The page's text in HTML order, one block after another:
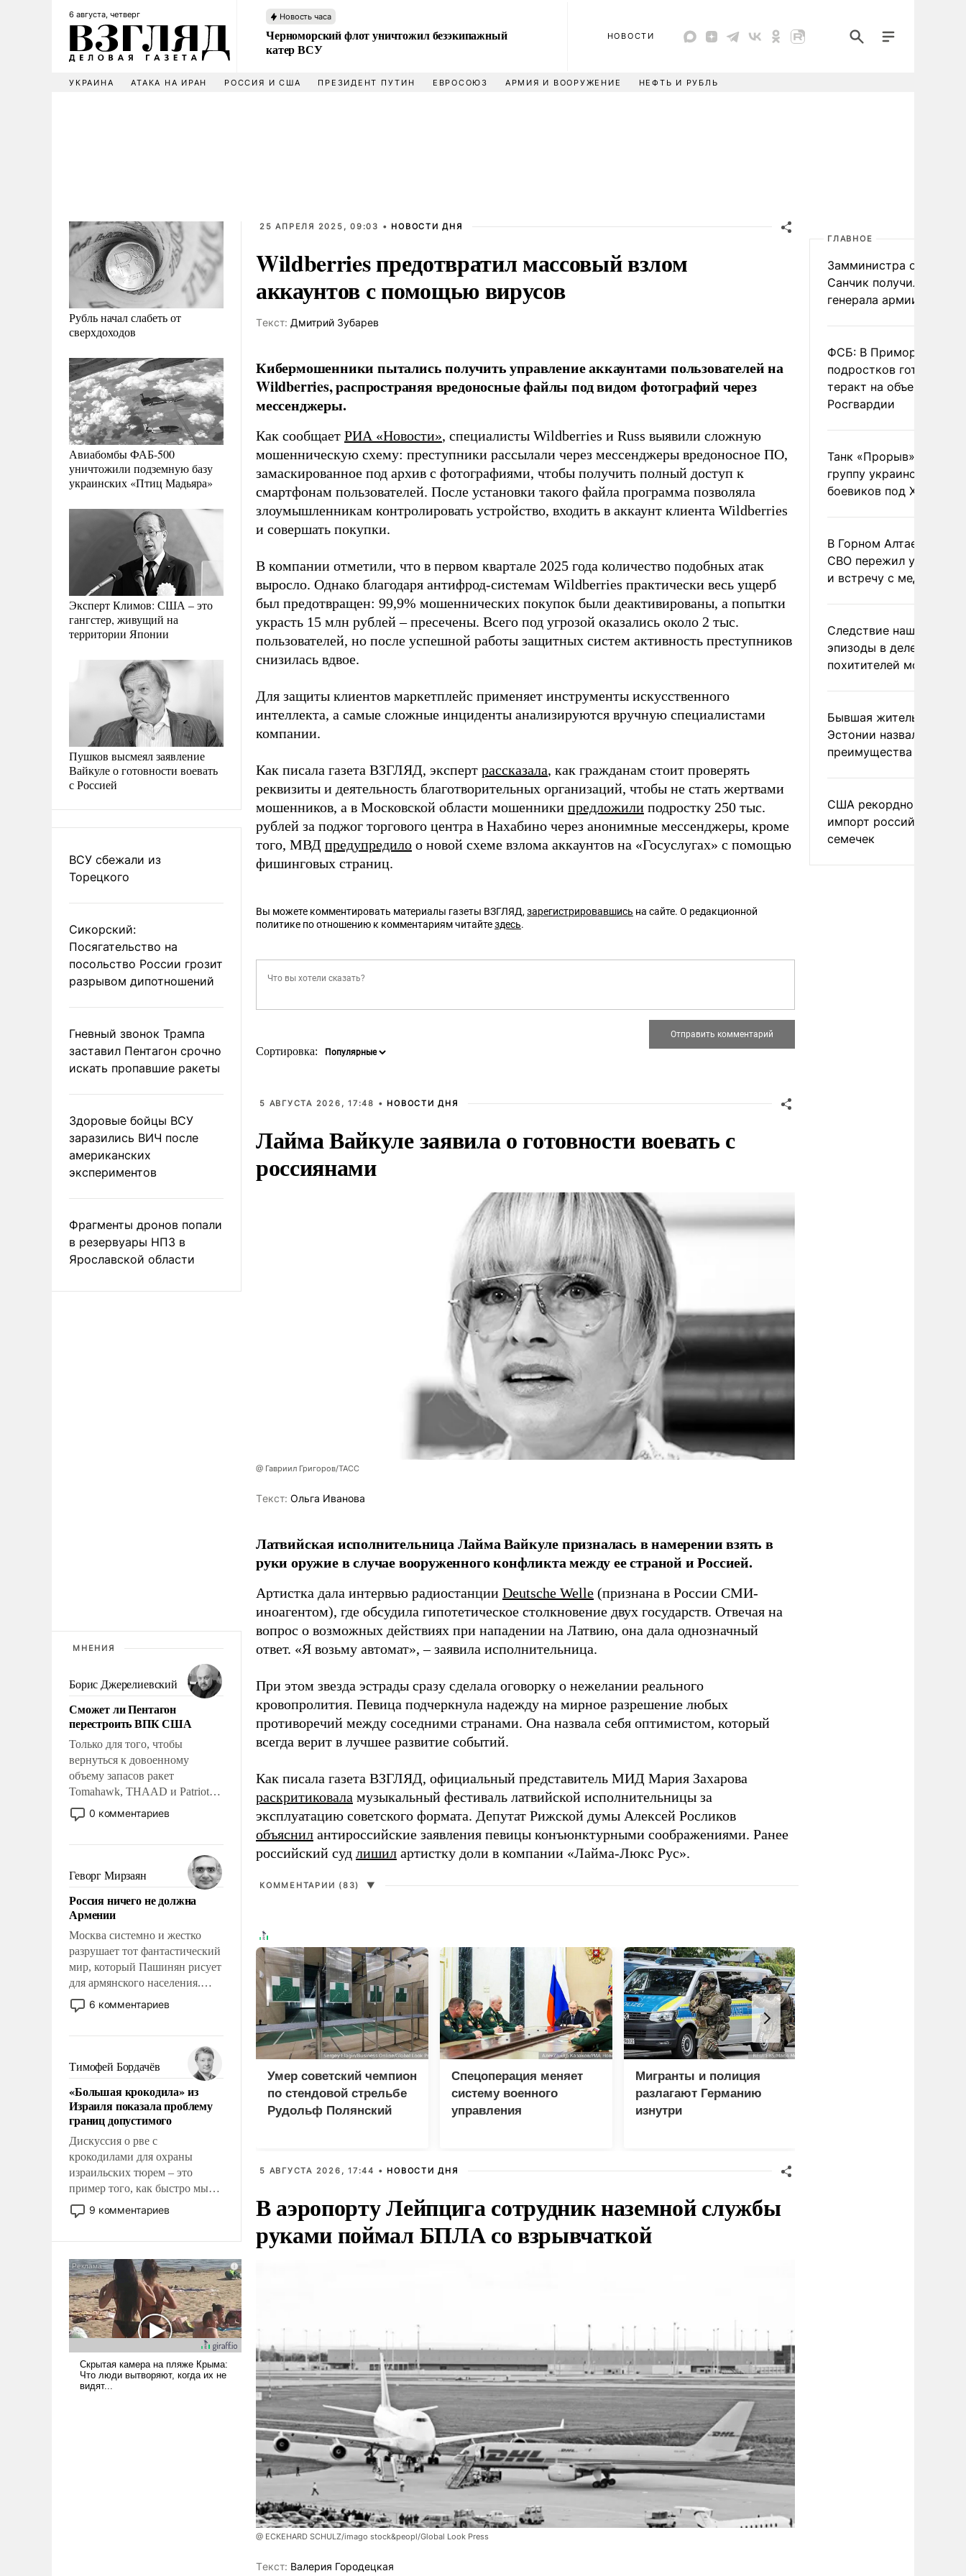
6 августа, четверг Новость часа
Черноморский флот уничтожил безэкипажный
катер ВСУ
НОВОСТИ
УКРАИНА АТАКА НА ИРАН РОССИЯ И США ПРЕЗИДЕНТ ПУТИН ЕВРОСОЮЗ АРМИЯ И ВООРУЖЕНИЕ НЕФТЬ И РУБЛЬ
Рубль начал слабеть от
сверхдоходов
Авиабомбы ФАБ-500
уничтожили подземную базу
украинских «Птиц Мадьяра»
Эксперт Климов: США – это
гангстер, живущий на
территории Японии
Пушков высмеял заявление
Вайкуле о готовности воевать
с Россией
ВСУ сбежали из
Торецкого
Сикорский:
Посягательство на
посольство России грозит
разрывом дипотношений
Гневный звонок Трампа
заставил Пентагон срочно
искать пропавшие ракеты
Здоровые бойцы ВСУ
заразились ВИЧ после
американских
экспериментов
Фрагменты дронов попали
в резервуары НПЗ в
Ярославской области
МНЕНИЯ
Борис Джерелиевский
Сможет ли Пентагон
перестроить ВПК США
Только для того, чтобы
вернуться к довоенному
объему запасов ракет
Tomahawk, THAAD и Patriot
США потребуется более трех
лет. Даже небольшая война с
Сложившаяся ситуация
означает многолетний период
уязвимости США, например,
перед Китаем.
0 комментариев
Геворг Мирзаян
Россия ничего не должна
Армении
Москва системно и жестко
разрушает тот фантастический
мир, который Пашинян рисует
для армянского населения.
Мир, где этому населению все
должны просто по
политические прожекты будут
беспрекословно оплачиваться
за счет российских
налогоплательщиков и где за
свои поступки не нужно
отвечать.
6 комментариев
Тимофей Бордачёв
«Большая крокодила» из
Израиля показала проблему
границ допустимого
Дискуссия о рве с
крокодилами для охраны
израильских тюрем – это
пример того, как быстро мы
двигаемся по пути
революционных изменений.
псевдонаучной фантастики,
стало всерьез обсуждаемой
идеей.
9 комментариев
25 АПРЕЛЯ 2025, 09:03 • НОВОСТИ ДНЯ
Wildberries предотвратил массовый взлом
аккаунтов с помощью вирусов
Tекст: Дмитрий Зубарев
Кибермошенники пытались получить управление аккаунтами пользователей на
Wildberries, распространяя вредоносные файлы под видом фотографий через
мессенджеры.
Как сообщает РИА «Новости», специалисты Wildberries и Russ выявили сложную
мошенническую схему: преступники рассылали через мессенджеры вредоносное ПО,
замаскированное под архив с фотографиями, чтобы получить полный доступ к
смартфонам пользователей. После установки такого файла программа позволяла
злоумышленникам контролировать устройство, входить в аккаунт клиента Wildberries
и совершать покупки.
В компании отметили, что в первом квартале 2025 года количество подобных атак
выросло. Однако благодаря антифрод-системам Wildberries практически весь ущерб
был предотвращен: 99,9% мошеннических покупок были деактивированы, а попытки
украсть 15 млн рублей – пресечены. Всего под угрозой оказались около 2 тыс.
пользователей, но после успешной работы защитных систем активность преступников
снизилась вдвое.
Для защиты клиентов маркетплейс применяет инструменты искусственного
интеллекта, а самые сложные инциденты анализируются вручную специалистами
компании.
Как писала газета ВЗГЛЯД, эксперт рассказала, как гражданам стоит проверять
реквизиты и деятельность благотворительных организаций, чтобы не стать жертвами
мошенников, а в Московской области мошенники предложили подростку 250 тыс.
рублей за поджог торгового центра в Нахабино через анонимные мессенджеры, кроме
того, МВД предупредило о новой схеме взлома аккаунтов на «Госуслугах» с помощью
фишинговых страниц.
Вы можете комментировать материалы газеты ВЗГЛЯД, зарегистрировавшись на сайте. О редакционной
политике по отношению к комментариям читайтездесь.
Сортировка:
5 АВГУСТА 2026, 17:48 • НОВОСТИ ДНЯ
Лайма Вайкуле заявила о готовности воевать с
россиянами
@ Гавриил Григоров/ТАСС
Tекст: Ольга Иванова
Латвийская исполнительница Лайма Вайкуле призналась в намерении взять в
руки оружие в случае вооруженного конфликта между ее страной и Россией.
Артистка дала интервью радиостанции Deutsche Welle (признана в России СМИ-
иноагентом), где обсудила гипотетическое столкновение двух государств. Отвечая на
вопрос о возможных действиях при нападении на Латвию, она дала однозначный
ответ. «Я возьму автомат», – заявила исполнительница.
При этом звезда эстрады сразу сделала оговорку о нежелании реального
кровопролития. Певица подчеркнула надежду на мирное разрешение любых
противоречий между соседними странами. Она назвала себя оптимистом, который
всегда верит в лучшее развитие событий.
Как писала газета ВЗГЛЯД, официальный представитель МИД Мария Захарова
раскритиковала музыкальный фестиваль латвийской исполнительницы за
эксплуатацию советского формата. Депутат Рижской думы Алексей Росликов
объяснил антироссийские заявления певицы конъюнктурными соображениями. Ранее
российский суд лишил артистку доли в компании «Лайма-Люкс Рус».
КОММЕНТАРИИ (83) ▼
Умер советский чемпион
по стендовой стрельбе
Рудольф Полянский
Спецоперация меняет
систему военного
управления
Мигранты и полиция
разлагают Германию
изнутри
5 АВГУСТА 2026, 17:44 • НОВОСТИ ДНЯ
В аэропорту Лейпцига сотрудник наземной службы
руками поймал БПЛА со взрывчаткой
@ ECKEHARD SCHULZ/imago stock&peopl/Global Look Press
Tекст: Валерия Городецкая
ГЛАВНОЕ
Замминистра обороны
Санчик получил звание
генерала армии
ФСБ: В Приморье трое
подростков готовили
теракт на объекте
Росгвардии
Танк «Прорыв»
группу украинских
боевиков под
В Горном Алтае
СВО пережил удар
и встречу с медведем
Следствие нашло
эпизоды в деле
похитителей москвичек
Бывшая жительница
Эстонии назвала
преимущества России
США рекордно
импорт российских
семечек